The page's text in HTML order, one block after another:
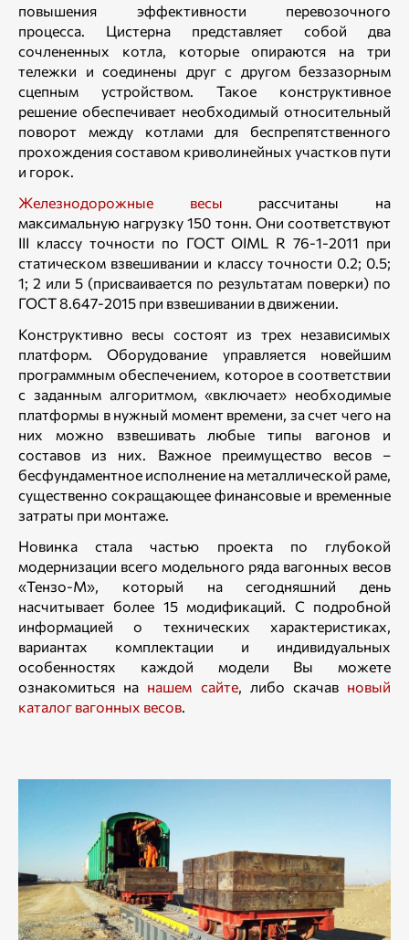
повышения эффективности перевозочного
процесса. Цистерна представляет собой два
сочлененных котла, которые опираются на три
тележки и соединены друг с другом беззазорным
сцепным устройством. Такое конструктивное
решение обеспечивает необходимый относительный
поворот между котлами для беспрепятственного
прохождения составом криволинейных участков пути
и горок.
Железнодорожные весы рассчитаны на
максимальную нагрузку 150 тонн. Они соответствуют
III классу точности по ГОСТ OIML R 76-1-2011 при
статическом взвешивании и классу точности 0.2; 0.5;
1; 2 или 5 (присваивается по результатам поверки) по
ГОСТ 8.647-2015 при взвешивании в движении.
Конструктивно весы состоят из трех независимых
платформ. Оборудование управляется новейшим
программным обеспечением, которое в соответствии
с заданным алгоритмом, «включает» необходимые
платформы в нужный момент времени, за счет чего на
них можно взвешивать любые типы вагонов и
составов из них. Важное преимущество весов –
бесфундаментное исполнение на металлической раме,
существенно сокращающее финансовые и временные
затраты при монтаже.
Новинка стала частью проекта по глубокой
модернизации всего модельного ряда вагонных весов
«Тензо-М», который на сегодняшний день
насчитывает более 15 модификаций. С подробной
информацией о технических характеристиках,
вариантах комплектации и индивидуальных
особенностях каждой модели Вы можете
ознакомиться на нашем сайте, либо скачав новый
каталог вагонных весов.